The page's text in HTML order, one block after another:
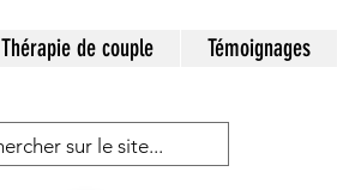
Thérapie de couple Témoignages